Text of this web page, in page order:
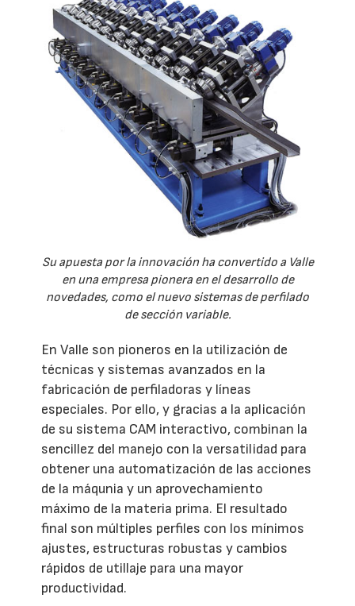
Su apuesta por la innovación ha convertido a Valle
en una empresa pionera en el desarrollo de
novedades, como el nuevo sistemas de perfilado
de sección variable.
En Valle son pioneros en la utilización de
técnicas y sistemas avanzados en la
fabricación de perfiladoras y líneas
especiales. Por ello, y gracias a la aplicación
de su sistema CAM interactivo, combinan la
sencillez del manejo con la versatilidad para
obtener una automatización de las acciones
de la máqunia y un aprovechamiento
máximo de la materia prima. El resultado
final son múltiples perfiles con los mínimos
ajustes, estructuras robustas y cambios
rápidos de utillaje para una mayor
productividad.